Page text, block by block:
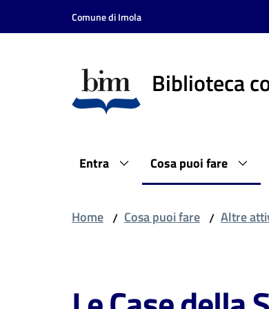
Vai al contenuto
Vai alla navigazione
Comune di Imola
Biblioteca
Entra Cosa puoi fare
Home / Cosa puoi fare / Altre